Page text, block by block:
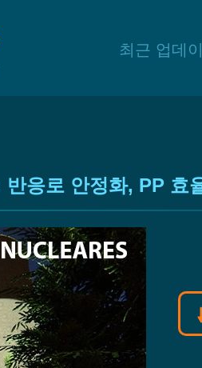
최근 업데
응로 안정화, PP 효